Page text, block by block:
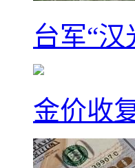
台军“
金价收